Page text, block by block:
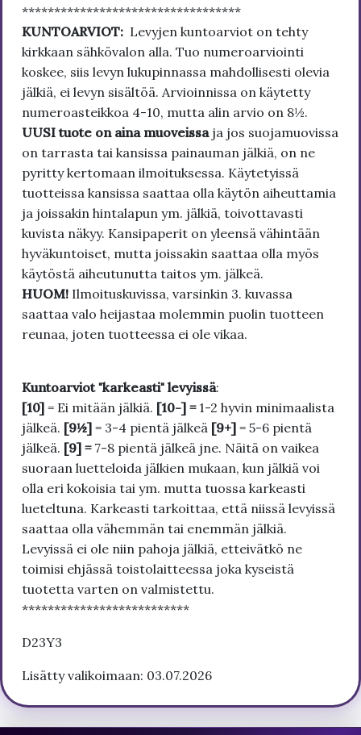
**********************************
KUNTOARVIOT: Levyjen kuntoarviot on tehty
kirkkaan sähkövalon alla. Tuo numeroarviointi
koskee, siis levyn lukupinnassa mahdollisesti olevia
jälkiä, ei levyn sisältöä. Arvioinnissa on käytetty
numeroasteikkoa 4-10, mutta alin arvio on 8½.
UUSI tuote on aina muoveissa ja jos suojamuovissa
on tarrasta tai kansissa painauman jälkiä, on ne
pyritty kertomaan ilmoituksessa. Käytetyissä
tuotteissa kansissa saattaa olla käytön aiheuttamia
ja joissakin hintalapun ym. jälkiä, toivottavasti
kuvista näkyy. Kansipaperit on yleensä vähintään
hyväkuntoiset, mutta joissakin saattaa olla myös
käytöstä aiheutunutta taitos ym. jälkeä.
HUOM! Ilmoituskuvissa, varsinkin 3. kuvassa
saattaa valo heijastaa molemmin puolin tuotteen
reunaa, joten tuotteessa ei ole vikaa.
Kuntoarviot "karkeasti" levyissä:
[10] = Ei mitään jälkiä. [10-] = 1-2 hyvin minimaalista
jälkeä. [9½] = 3-4 pientä jälkeä [9+] = 5-6 pientä
jälkeä. [9] = 7-8 pientä jälkeä jne. Näitä on vaikea
suoraan luetteloida jälkien mukaan, kun jälkiä voi
olla eri kokoisia tai ym. mutta tuossa karkeasti
lueteltuna. Karkeasti tarkoittaa, että niissä levyissä
saattaa olla vähemmän tai enemmän jälkiä.
Levyissä ei ole niin pahoja jälkiä, etteivätkö ne
toimisi ehjässä toistolaitteessa joka kyseistä
tuotetta varten on valmistettu.
**************************
D23Y3
Lisätty valikoimaan: 03.07.2026